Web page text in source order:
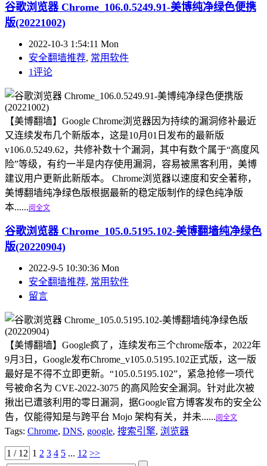
谷歌浏览器 Chrome_106.0.5249.91-美博纯净绿色便携
版(20221002)
2022-10-3 1:54:11 Mon
安全翻墙推荐, 常用软件
1评论
【美博翻墙】Google Chrome浏览器因为持续的漏洞修补最近
又连续发布几个新版本，这是10月01日发布的最新版
v106.0.5249.62，共修补数十个漏洞，其中有数个属于“高度风
险”等级，有约一半是内存使用漏洞，容易被黑客利用，美博
建议用户更新此新版本。 Chrome浏览器以速度和安全著称，
美博翻墙纯净绿色版根据最新的稳定版制作的绿色纯净版
本......阅全文
谷歌浏览器 Chrome_105.0.5195.102-美博翻墙纯净绿色
版(20220904)
2022-9-5 10:30:36 Mon
安全翻墙推荐, 常用软件
留言
【美博翻墙】Google疯了，连续发布三个chrome版本，2022年
9月3日，Google发布Chrome_v105.0.5195.102正式版，这一版
最好是不得不立即更新。“105.0.5195.102”，紧急抢修一项代
号被命名为 CVE-2022-3075 的高风险安全漏洞。针对此次被
揪出已遭骇利用的零日漏洞，据Google官方博客发布的安全公
告，仅能得知是与跨平台 Mojo 架构有关，并未......阅全文
Tags: Chrome, DNS, google, 搜索引擎, 浏览器
1 / 12 1 2 3 4 5 ... 12 >>